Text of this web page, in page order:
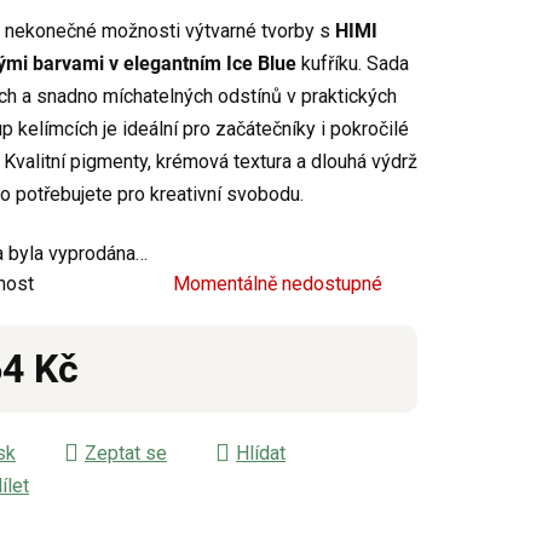
nekonečné možnosti výtvarné tvorby s HIMI
barvami v elegantním Ice Blue kufříku. Sada
a snadno míchatelných odstínů v praktických
kelímcích je ideální pro začátečníky i pokročilé
Kvalitní pigmenty, krémová textura a dlouhá výdrž
potřebujete pro kreativní svobodu.
byla vyprodána…
Momentálně nedostupné
Kč
Zeptat se
Hlídat